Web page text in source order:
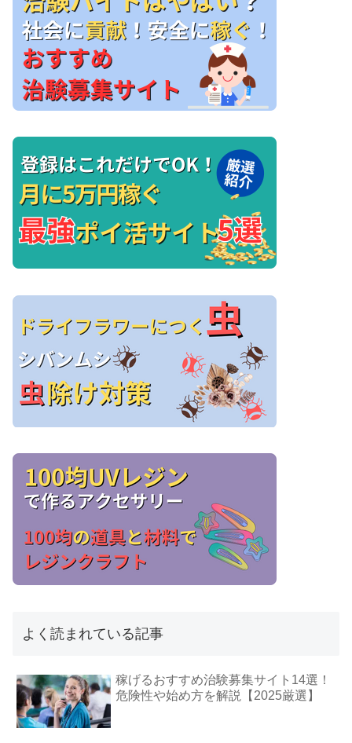
よく読まれている記事
稼げるおすすめ治験募集サイト14選！
危険性や始め方を解説【2025厳選】